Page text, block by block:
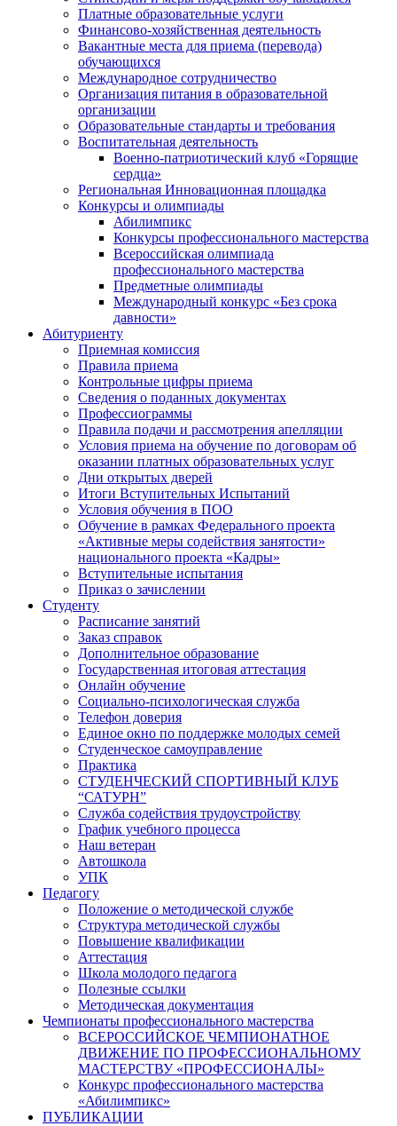
Платные образовательные услуги
Финансово-хозяйственная деятельность
Вакантные места для приема (перевода)
обучающихся
Международное сотрудничество
Организация питания в образовательной
организации
Образовательные стандарты и требования
Воспитательная деятельность
Военно-патриотический клуб «Горящие
сердца»
Региональная Инновационная площадка
Конкурсы и олимпиады
Абилимпикс
Конкурсы профессионального мастерства
Всероссийская олимпиада
профессионального мастерства
Предметные олимпиады
Международный конкурс «Без срока
давности»
Абитуриенту
Приемная комиссия
Правила приема
Контрольные цифры приема
Сведения о поданных документах
Профессиограммы
Правила подачи и рассмотрения апелляции
Условия приема на обучение по договорам об
оказании платных образовательных услуг
Дни открытых дверей
Итоги Вступительных Испытаний
Условия обучения в ПОО
Обучение в рамках Федерального проекта
«Активные меры содействия занятости»
национального проекта «Кадры»
Вступительные испытания
Приказ о зачислении
Студенту
Расписание занятий
Заказ справок
Дополнительное образование
Государственная итоговая аттестация
Онлайн обучение
Социально-психологическая служба
Телефон доверия
Единое окно по поддержке молодых семей
Студенческое самоуправление
Практика
СТУДЕНЧЕСКИЙ СПОРТИВНЫЙ КЛУБ
“САТУРН”
Служба содействия трудоустройству
График учебного процесса
Наш ветеран
Автошкола
УПК
Педагогу
Положение о методической службе
Структура методической службы
Повышение квалификации
Аттестация
Школа молодого педагога
Полезные ссылки
Методическая документация
Чемпионаты профессионального мастерства
ВСЕРОССИЙСКОЕ ЧЕМПИОНАТНОЕ
ДВИЖЕНИЕ ПО ПРОФЕССИОНАЛЬНОМУ
МАСТЕРСТВУ «ПРОФЕССИОНАЛЫ»
Конкурс профессионального мастерства
«Абилимпикс»
ПУБЛИКАЦИИ